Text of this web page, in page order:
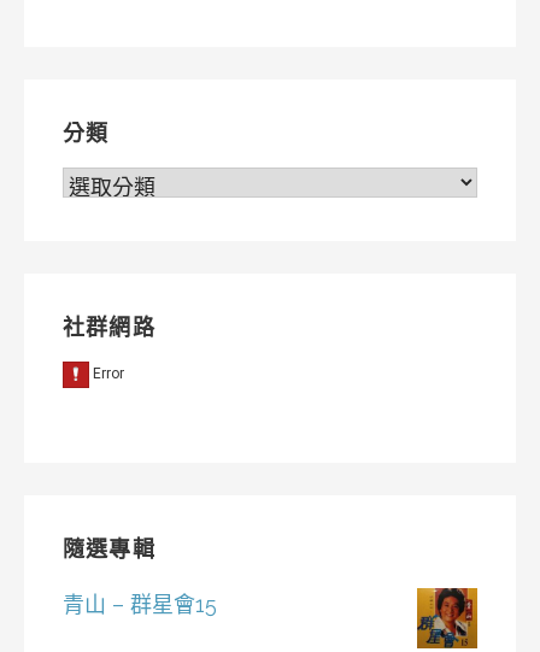
分類
分
社群網路
隨選專輯
青山 – 群星會15